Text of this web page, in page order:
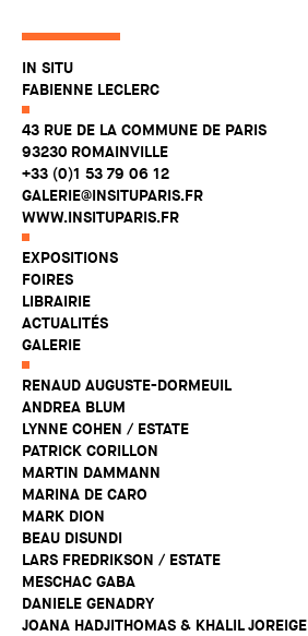
IN SITU
FABIENNE LECLERC
43 RUE DE LA COMMUNE DE PARIS
93230 ROMAINVILLE
+33 (0)1 53 79 06 12
GALERIE@INSITUPARIS.FR
WWW.INSITUPARIS.FR
EXPOSITIONS
FOIRES
LIBRAIRIE
ACTUALITÉS
GALERIE
RENAUD AUGUSTE-DORMEUIL
ANDREA BLUM
LYNNE COHEN / ESTATE
PATRICK CORILLON
MARTIN DAMMANN
MARINA DE CARO
MARK DION
BEAU DISUNDI
LARS FREDRIKSON / ESTATE
MESCHAC GABA
DANIELE GENADRY
JOANA HADJITHOMAS & KHALIL JOREIGE